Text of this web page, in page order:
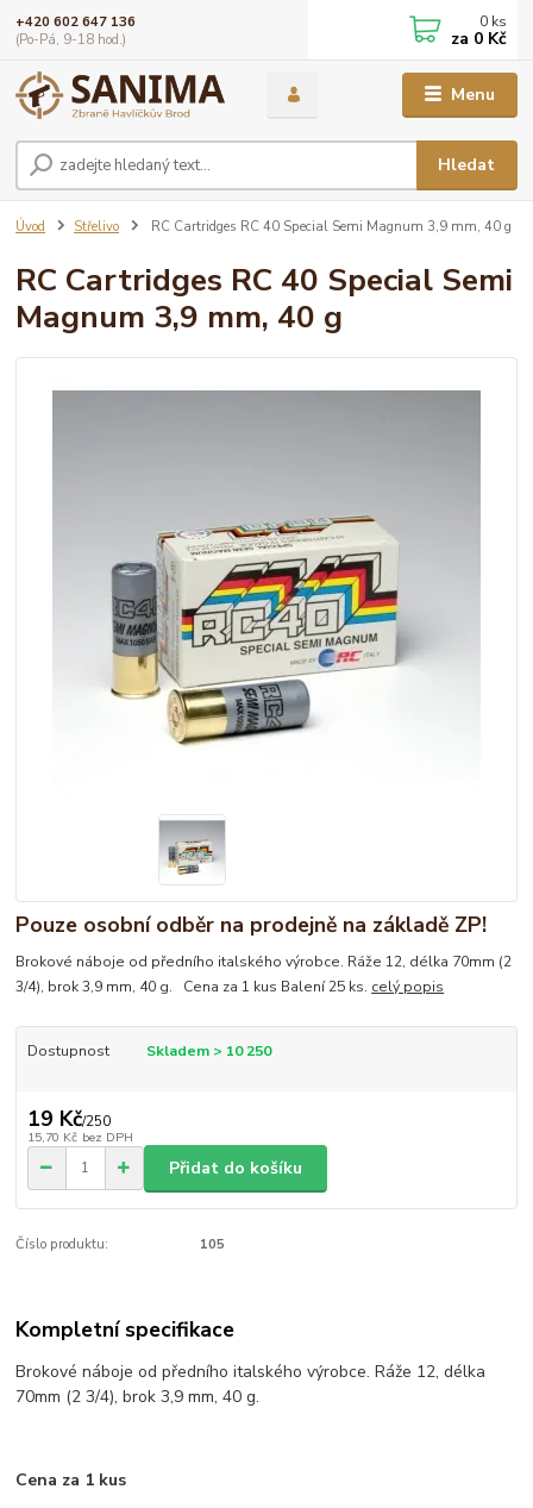
Menu
Hledat
+420 602 647 136
(Po-Pá, 9-18 hod.)
0 ks
za 0 Kč
Úvod Střelivo RC Cartridges RC 40 Special Semi Magnum 3,9 mm, 40 g
RC Cartridges RC 40 Special Semi
Magnum 3,9 mm, 40 g
Pouze osobní odběr na prodejně na základě ZP!
Brokové náboje od předního italského výrobce. Ráže 12, délka 70mm (2
3/4), brok 3,9 mm, 40 g. Cena za 1 kus Balení 25 ks. celý popis
Dostupnost Skladem > 10 250
19 Kč/250
15,70 Kč bez DPH
Přidat do košíku
Číslo produktu: 105
Kompletní specifikace
Brokové náboje od předního italského výrobce. Ráže 12, délka
70mm (2 3/4), brok 3,9 mm, 40 g.
Cena za 1 kus